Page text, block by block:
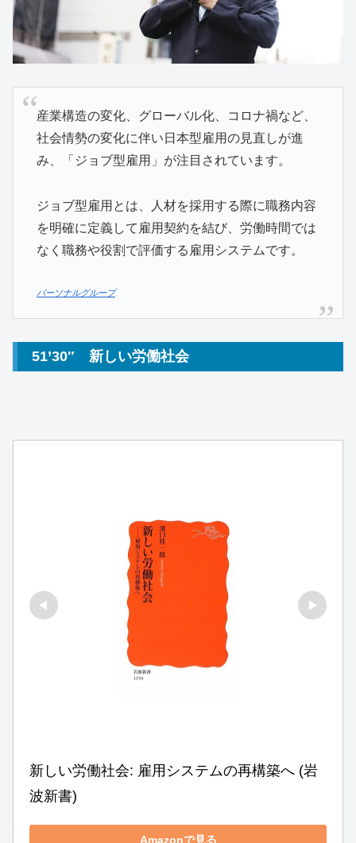
産業構造の変化、グローバル化、コロナ禍など、
社会情勢の変化に伴い日本型雇用の見直しが進
み、「ジョブ型雇用」が注目されています。
ジョブ型雇用とは、人材を採用する際に職務内容
を明確に定義して雇用契約を結び、労働時間では
なく職務や役割で評価する雇用システムです。
パーソナルグループ
51’30″ 新しい労働社会
新しい労働社会: 雇用システムの再構築へ (岩
波新書)
Amazonで見る